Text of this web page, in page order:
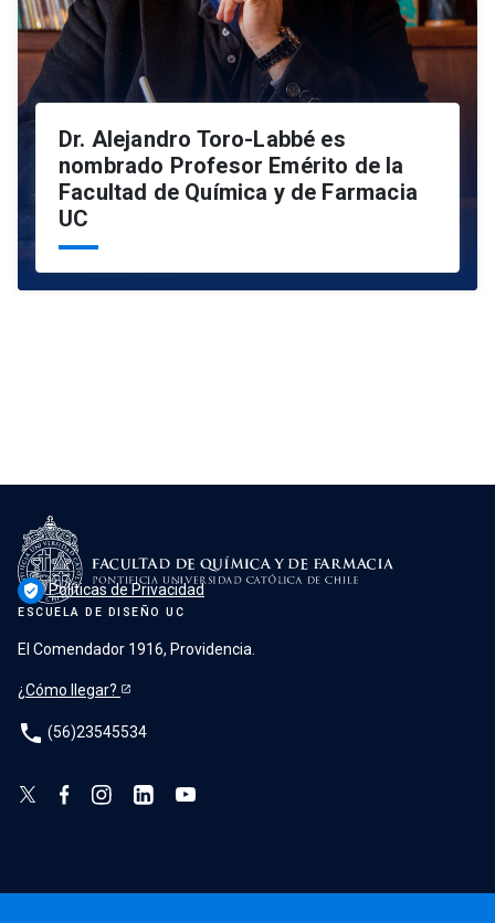
Dr. Alejandro Toro-Labbé es
nombrado Profesor Emérito de la
Facultad de Química y de Farmacia
UC
verified_user Políticas de Privacidad
ESCUELA DE DISEÑO UC
El Comendador 1916, Providencia.
¿Cómo llegar?
phone (56)23545534